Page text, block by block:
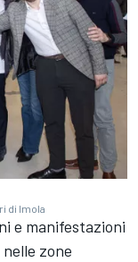
di Imola
e manifestazioni
zone